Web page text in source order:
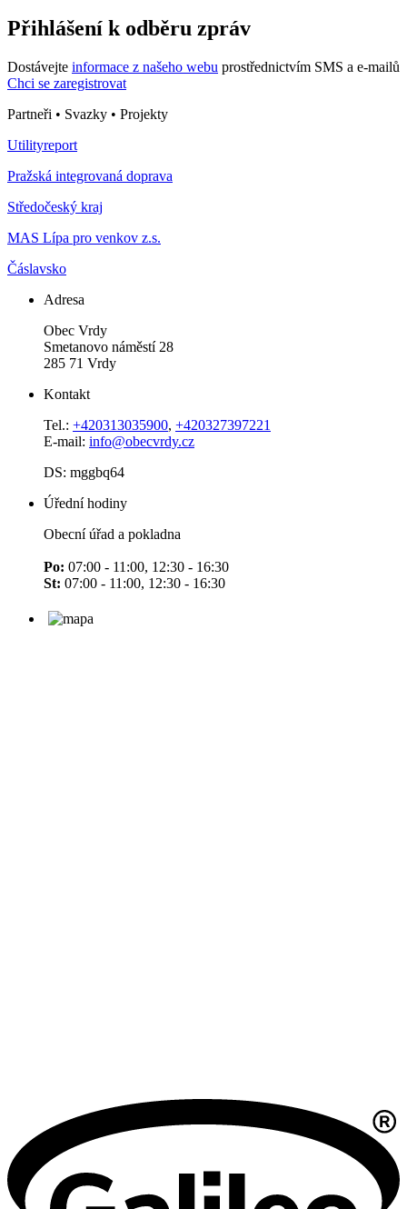
Přihlášení k odběru zpráv
Dostávejte informace z našeho webu prostřednictvím SMS a e-mailů
Chci se zaregistrovat
Partneři • Svazky • Projekty
Utilityreport
Pražská integrovaná doprava
Středočeský kraj
MAS Lípa pro venkov z.s.
Čáslavsko
Adresa
Obec Vrdy
Smetanovo náměstí 28
285 71 Vrdy
Kontakt
Tel.: +420313035900, +420327397221
E-mail: info@obecvrdy.cz
DS: mggbq64
Úřední hodiny
Obecní úřad a pokladna
Po: 07:00 - 11:00, 12:30 - 16:30
St: 07:00 - 11:00, 12:30 - 16:30